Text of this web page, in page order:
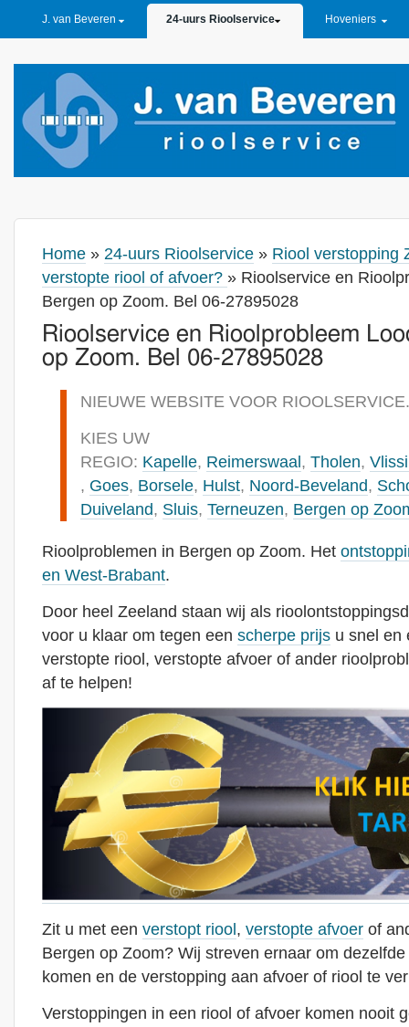
J. van Beveren 24-uurs Rioolservice Hoveniers
Home » 24-uurs Rioolservice » Riool verstopping
verstopte riool of afvoer? » Rioolservice en
Bergen op Zoom. Bel 06-27895028
Rioolservice en Rioolprobleem
op Zoom. Bel 06-27895028
NIEUWE WEBSITE VOOR
KIES UW
REGIO: Kapelle, Reimerswaal , Tholen,
, Goes, Borsele, Hulst, Noord-Beveland,
Duiveland, Sluis, Terneuzen, Bergen op
Rioolproblemen in Bergen op Zoom. Het
en West-Brabant.
Door heel Zeeland staan wij als
voor u klaar om tegen een scherpe prijs u snel en
verstopte riool, verstopte afvoer of ander
af te helpen!
Zit u met een verstopt riool , verstopte afvoer of
Bergen op Zoom? Wij streven ernaar om
komen en de verstopping aan afvoer of riool te
Verstoppingen in een riool of afvoer komen nooit